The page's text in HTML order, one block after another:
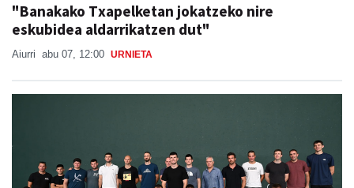
"Banakako Txapelketan jokatzeko nire
eskubidea aldarrikatzen dut"
Aiurri abu 07, 12:00 URNIETA